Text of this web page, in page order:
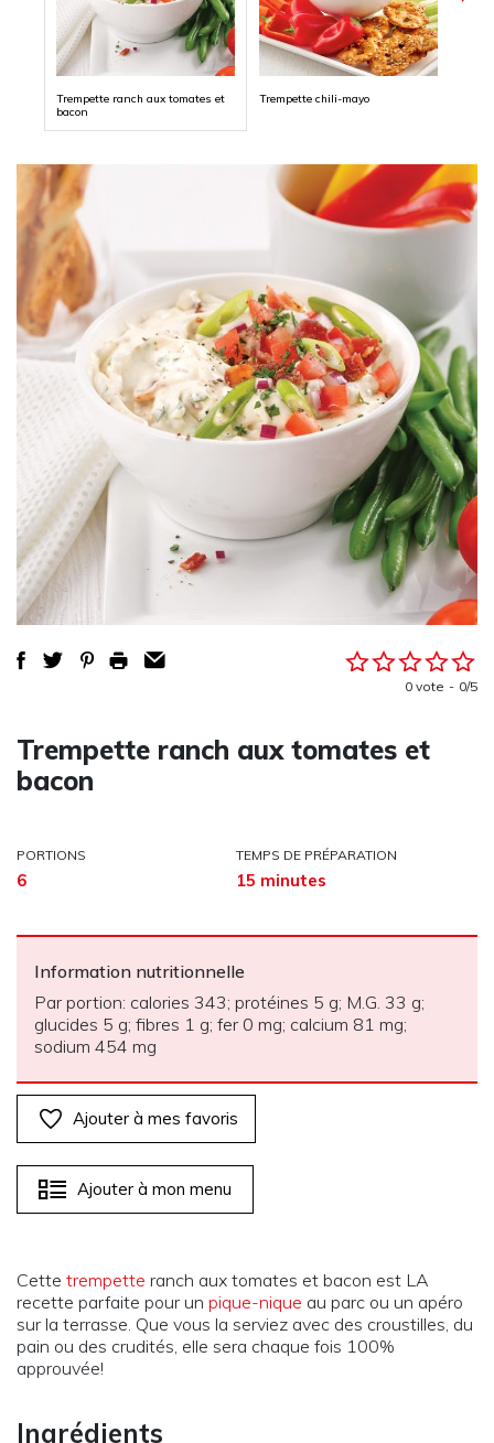
Trempette ranch aux tomates et
bacon
Trempette chili-mayo
0 vote 0/5
Trempette ranch aux tomates et
bacon
PORTIONS
6
TEMPS DE PRÉPARATION
15 minutes
Information nutritionnelle
Par portion: calories 343; protéines 5 g; M.G. 33 g;
glucides 5 g; fibres 1 g; fer 0 mg; calcium 81 mg;
sodium 454 mg
Ajouter à mes favoris
Ajouter à mon menu
Cette trempette ranch aux tomates et bacon est LA
recette parfaite pour un pique-nique au parc ou un apéro
sur la terrasse. Que vous la serviez avec des croustilles, du
pain ou des crudités, elle sera chaque fois 100%
approuvée!
Ingrédients